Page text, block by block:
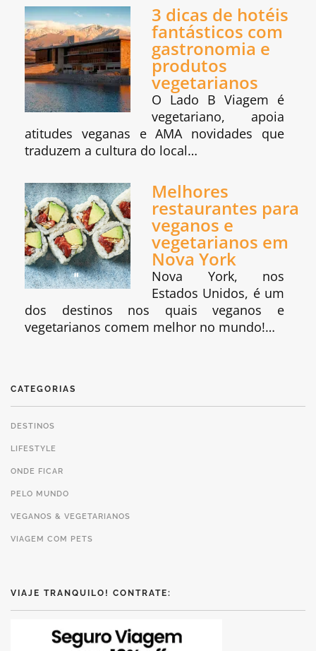
3 dicas de hotéis
fantásticos com
gastronomia e
produtos
vegetarianos
O Lado B Viagem é
vegetariano, apoia
atitudes veganas e AMA novidades que
traduzem a cultura do local…
Melhores
restaurantes para
veganos e
vegetarianos em
Nova York
Nova York, nos
Estados Unidos, é um
dos destinos nos quais veganos e
vegetarianos comem melhor no mundo!…
CATEGORIAS
DESTINOS
LIFESTYLE
ONDE FICAR
PELO MUNDO
VEGANOS & VEGETARIANOS
VIAGEM COM PETS
VIAJE TRANQUILO! CONTRATE: